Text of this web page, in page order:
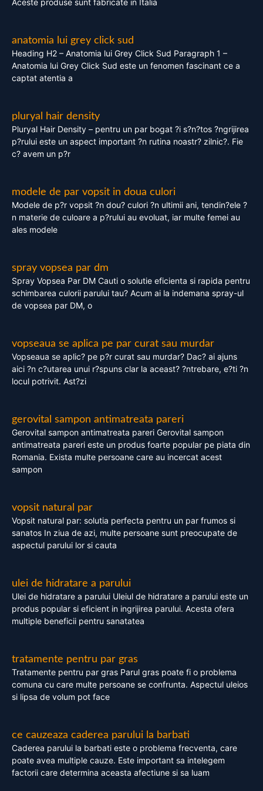
Aceste produse sunt fabricate in Italia
anatomia lui grey click sud
Heading H2 – Anatomia lui Grey Click Sud Paragraph 1 –
Anatomia lui Grey Click Sud este un fenomen fascinant ce a
captat atentia a
pluryal hair density
Pluryal Hair Density – pentru un par bogat ?i s?n?tos ?ngrijirea
p?rului este un aspect important ?n rutina noastr? zilnic?. Fie
c? avem un p?r
modele de par vopsit in doua culori
Modele de p?r vopsit ?n dou? culori ?n ultimii ani, tendin?ele ?
n materie de culoare a p?rului au evoluat, iar multe femei au
ales modele
spray vopsea par dm
Spray Vopsea Par DM Cauti o solutie eficienta si rapida pentru
schimbarea culorii parului tau? Acum ai la indemana spray-ul
de vopsea par DM, o
vopseaua se aplica pe par curat sau murdar
Vopseaua se aplic? pe p?r curat sau murdar? Dac? ai ajuns
aici ?n c?utarea unui r?spuns clar la aceast? ?ntrebare, e?ti ?n
locul potrivit. Ast?zi
gerovital sampon antimatreata pareri
Gerovital sampon antimatreata pareri Gerovital sampon
antimatreata pareri este un produs foarte popular pe piata din
Romania. Exista multe persoane care au incercat acest
sampon
vopsit natural par
Vopsit natural par: solutia perfecta pentru un par frumos si
sanatos In ziua de azi, multe persoane sunt preocupate de
aspectul parului lor si cauta
ulei de hidratare a parului
Ulei de hidratare a parului Uleiul de hidratare a parului este un
produs popular si eficient in ingrijirea parului. Acesta ofera
multiple beneficii pentru sanatatea
tratamente pentru par gras
Tratamente pentru par gras Parul gras poate fi o problema
comuna cu care multe persoane se confrunta. Aspectul uleios
si lipsa de volum pot face
ce cauzeaza caderea parului la barbati
Caderea parului la barbati este o problema frecventa, care
poate avea multiple cauze. Este important sa intelegem
factorii care determina aceasta afectiune si sa luam